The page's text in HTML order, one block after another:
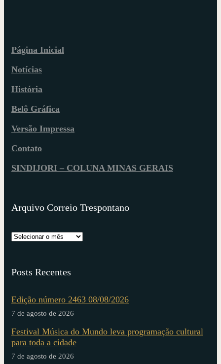
Página Inicial
Notícias
História
Belô Gráfica
Versão Impressa
Contato
SINDIJORI – COLUNA MINAS GERAIS
Arquivo Correio Trespontano
Posts Recentes
Edição número 2463 08/08/2026
7 de agosto de 2026
Festival Música do Mundo leva programação cultural
para toda a cidade
7 de agosto de 2026